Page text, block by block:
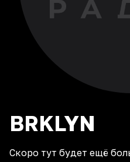
BRKLYN
Скоро тут будет ещё